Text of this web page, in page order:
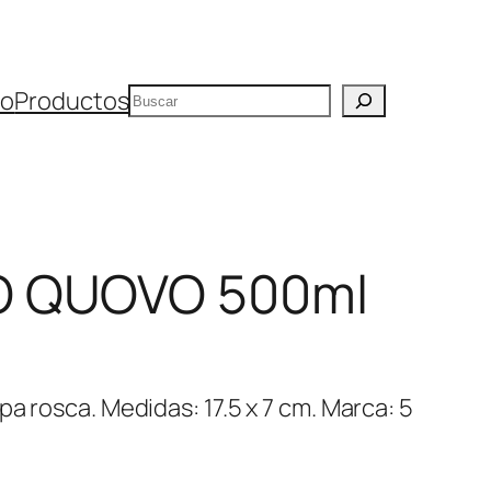
ProductosBuscar
QUOVO 500ml
rosca. Medidas: 17.5 x 7 cm. Marca: 5